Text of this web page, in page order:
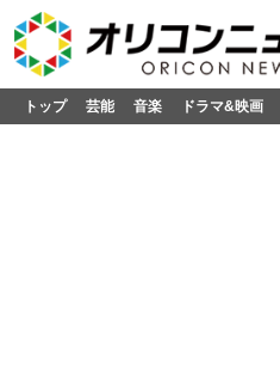
トップ 芸能 音楽 ドラマ&映画